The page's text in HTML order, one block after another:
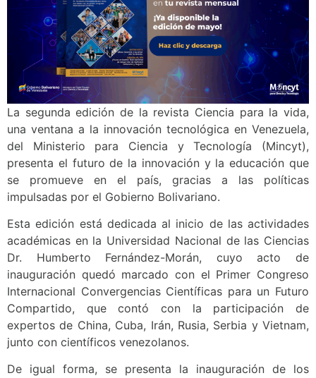
La segunda edición de la revista Ciencia para la vida,
una ventana a la innovación tecnológica en Venezuela,
del Ministerio para Ciencia y Tecnología (Mincyt),
presenta el futuro de la innovación y la educación que
se promueve en el país, gracias a las políticas
impulsadas por el Gobierno Bolivariano.
Esta edición está dedicada al inicio de las actividades
académicas en la Universidad Nacional de las Ciencias
Dr. Humberto Fernández-Morán, cuyo acto de
inauguración quedó marcado con el Primer Congreso
Internacional Convergencias Científicas para un Futuro
Compartido, que contó con la participación de
expertos de China, Cuba, Irán, Rusia, Serbia y Vietnam,
junto con científicos venezolanos.
De igual forma, se presenta la inauguración de los